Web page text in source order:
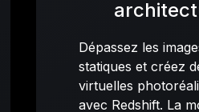
Dépassez les
statiques et créez
virtuelles
avec Redshift. La